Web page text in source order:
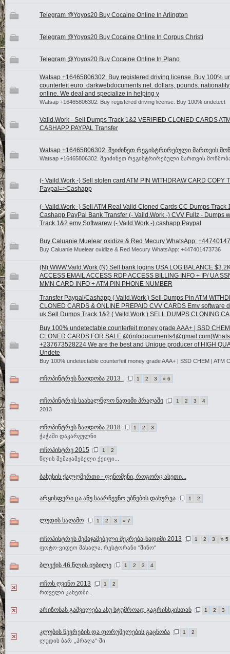
Telegram @Yoyos20 Buy Cocaine Online In Arlington
Telegram @Yoyos20 Buy Cocaine Online In Corpus Christi
Telegram @Yoyos20 Buy Cocaine Online In Plano
Watsap +16465806302. Buy registered driving license. Buy 100%
counterfeit euro. darkwebdocuments.net. dollars, pounds.
online. We deal and specialize in helping y
Watsap +16465806302. Buy registered driving license. Buy 100% undetect
Vaild.Work - Sell Dumps Track 1&2 VERIFIED CLONED CARDS
CASHAPP PAYPAL Transfer
Watsap +16465806302. შეიძინეთ რეგისტრირებული მართვის
Watsap +16465806302. შეიძინეთ რეგისტრირებული მართვის
(- Vaild.Work -) Sell stolen card ATM PIN WITHDRAW CARD COPY
Paypal=>Cashapp
(- Vaild.Work -) Sell ATM Real Vaild Cloned Cards CC Dumps Track
Cashapp PayPal Bank Transfer (- Vaild.Work -) CVV Fullz - Dumps
Track 1&2 emv Softwarew (- Vaild.Work -) cashapp Paypal
Buy Caluanie Muelear oxidize & Red Mecury WhatsApp:
Buy Caluanie Muelear oxidize & Red Mecury WhatsApp: +447401473736
(N) WWW.Vaild.Work (N) Sell bank logins USA LOG BALANCE
ACCESS EMAIL ACCESS RDP ACCESS BILLING INFO + IP/ UA
MMN CARD INFO + ATM PIN PHONE NUMBER
Transfer Paypal/Cashapp ( Vaild.Work ) Sell Dumps Pin ATM
CLONED CARDS & ONLINE PREPAID CVV CARDS Emv software
uk Sell Dumps Track 1&2 ( Vaild.Work ) SELL DUMPS CLONING
Buy 100% undetectable counterfeit money grade AAA+ | SSD CHEM
CLONED CARDS FOR SALE
+237673528224 We are the best and Unique producer of HIGH
Undete
Buy 100% undetectable counterfeit money grade AAA+ | SSD CHEM | ATM
ოჩოპინტრეს ზაოდობა 2013 . 1 2 3 » 6
ოჩოპინტრეს საახალწლო ნადიმი პრაღაში 1 2 3 4
2013
ოჩოპინტრეს ზაოდობა 2018 1 2 3
ჭაჭაში დაკარგულნი
ოჩოპინტრე 2015 1 2
წლის შემაჯამებელი ქეიფი...
ბახუსის ქალღმერთი - ფენომენი, როგორც ასეთი...
არყისფერი ცა ანუ საარჩევნო უბნების დახურვა 1 2
ლუდის საღამო 1 2 3 » 7
ოჩოპინტრეს შემაჯამებელი შეკრება-ნადიმი 2013 1 2 3 » 5
ფოტო-ვიდეო მასალა. რესტორანი ''შინო''
ბლექის 46 წლის იუბილე 1 2 3 4
ოჩოს ღვინო 2013 1 2
რთველი კახეთში .
არიზონას გაშვილება ანუ სტუმროად გაგრინსკისთან 1 2 3
კლუბის წევრების და ფორუმელების გაცნობა 1 2
ლუდის ბარ ,,პრაღა"-ში